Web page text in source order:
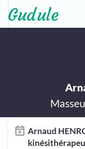
Arnaud